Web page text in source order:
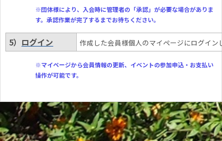
※団体様により、入会時に管理者の「承認」が必要な場合がありま
す。承認作業が完了するまでお待ちください。
5） ログイン 作成した会員様個人のマイページにログイン
※マイページから会員情報の更新、イベントの参加申込・お支払い
操作が可能です。